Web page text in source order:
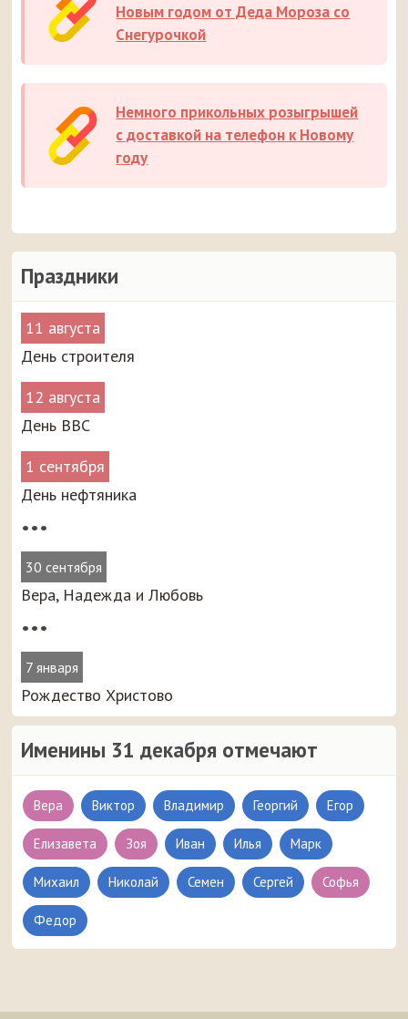
Праздники
11 августа
День строителя
12 августа
День ВВС
1 сентября
День нефтяника
•••
30 сентября
Вера, Надежда и Любовь
•••
7 января
Рождество Христово
Именины 31 декабря отмечают
Вера Виктор Владимир Георгий Егор
Елизавета Зоя Иван Илья Марк
Михаил Николай Семен Сергей Софья
Федор
Новым годом от Деда Мороза со
Снегурочкой
Немного прикольных розыгрышей
с доставкой на телефон к Новому
году